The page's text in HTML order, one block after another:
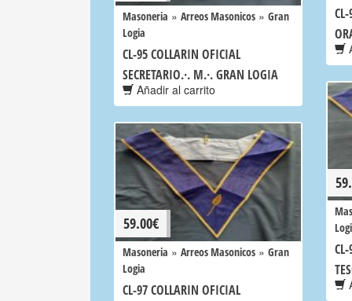
Masoneria » Arreos Masonicos » Gran
Logia
CL-95 COLLARIN OFICIAL
SECRETARIO.·. M.·. GRAN LOGIA
Añadir al carrito
59.00€
Masoneria » Arreos Masonicos » Gran
Logia
CL-97 COLLARIN OFICIAL